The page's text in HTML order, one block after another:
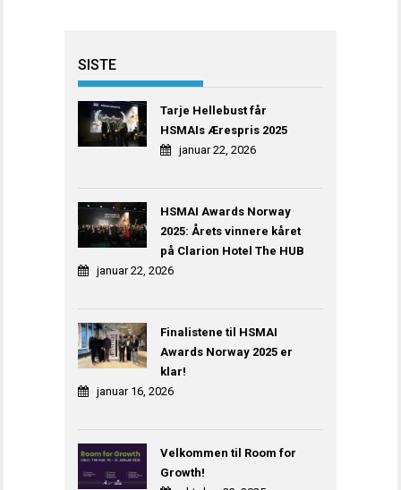
SISTE
Tarje Hellebust får
HSMAIs Ærespris 2025
januar 22, 2026
HSMAI Awards Norway
2025: Årets vinnere kåret
på Clarion Hotel The HUB
januar 22, 2026
Finalistene til HSMAI
Awards Norway 2025 er
klar!
januar 16, 2026
Velkommen til Room for
Growth!